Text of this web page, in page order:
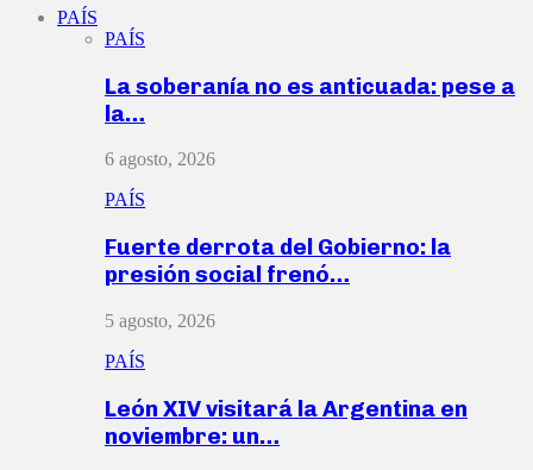
PAÍS
PAÍS
La soberanía no es anticuada: pese a
la…
6 agosto, 2026
PAÍS
Fuerte derrota del Gobierno: la
presión social frenó…
5 agosto, 2026
PAÍS
León XIV visitará la Argentina en
noviembre: un…